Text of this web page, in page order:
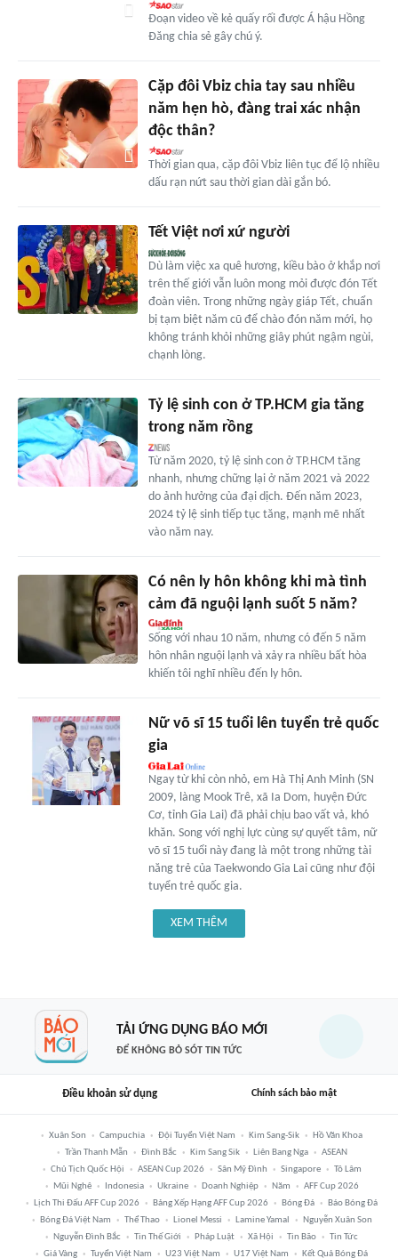
Đoạn video về kẻ quấy rối được Á hậu Hồng
Đăng chia sẻ gây chú ý.
Cặp đôi Vbiz chia tay sau nhiều
năm hẹn hò, đàng trai xác nhận
độc thân?
Thời gian qua, cặp đôi Vbiz liên tục để lộ nhiều
dấu rạn nứt sau thời gian dài gắn bó.
Tết Việt nơi xứ người
Dù làm việc xa quê hương, kiều bào ở khắp nơi
trên thế giới vẫn luôn mong mỏi được đón Tết
đoàn viên. Trong những ngày giáp Tết, chuẩn
bị tạm biệt năm cũ để chào đón năm mới, họ
không tránh khỏi những giây phút ngậm ngùi,
chạnh lòng.
Tỷ lệ sinh con ở TP.HCM gia tăng
trong năm rồng
Từ năm 2020, tỷ lệ sinh con ở TP.HCM tăng
nhanh, nhưng chững lại ở năm 2021 và 2022
do ảnh hưởng của đại dịch. Đến năm 2023,
2024 tỷ lệ sinh tiếp tục tăng, mạnh mẽ nhất
vào năm nay.
Có nên ly hôn không khi mà tình
cảm đã nguội lạnh suốt 5 năm?
Sống với nhau 10 năm, nhưng có đến 5 năm
hôn nhân nguội lạnh và xảy ra nhiều bất hòa
khiến tôi nghĩ nhiều đến ly hôn.
Nữ võ sĩ 15 tuổi lên tuyển trẻ quốc
gia
Ngay từ khi còn nhỏ, em Hà Thị Anh Minh (SN
2009, làng Mook Trê, xã Ia Dom, huyện Đức
Cơ, tỉnh Gia Lai) đã phải chịu bao vất vả, khó
khăn. Song với nghị lực cùng sự quyết tâm, nữ
võ sĩ 15 tuổi này đang là một trong những tài
năng trẻ của Taekwondo Gia Lai cũng như đội
tuyển trẻ quốc gia.
XEM THÊM
TẢI ỨNG DỤNG BÁO MỚI
ĐỂ KHÔNG BỎ SÓT TIN TỨC
Điều khoản sử dụng Chính sách bảo mật
Xuân Son Campuchia Đội Tuyển Việt Nam Kim Sang-Sik
Hồ Văn Khoa
Trần Thanh Mẫn
Đình Bắc Kim Sang Sik Liên Bang Nga
ASEAN
Chủ Tịch Quốc Hội
ASEAN Cup 2026 Sân Mỹ Đình Singapore
Tô Lâm
Mũi Nghê
Indonesia Ukraine Doanh Nghiệp Năm
AFF Cup 2026
Lịch Thi Đấu AFF Cup 2026
Bảng Xếp Hạng AFF Cup 2026 Bóng Đá
Báo Bóng Đá
Bóng Đá Việt Nam
Thể Thao Lionel Messi Lamine Yamal
Nguyễn Xuân Son
Nguyễn Đình Bắc
Tin Thế Giới Pháp Luật Xã Hội Tin Bão
Tin Tức
Giá Vàng
Tuyển Việt Nam U23 Việt Nam U17 Việt Nam Kết Quả Bóng Đá